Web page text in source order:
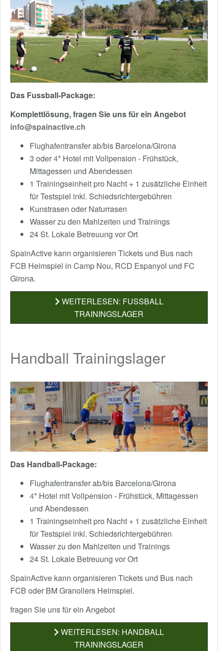
Das Fussball-Package:
Komplettlösung, fragen Sie uns für ein Angebot
info@spainactive.ch
Flughafentransfer ab/bis Barcelona/Girona
3 oder4* Hotel mit Vollpension - Frühstück,
Mittagessen und Abendessen
1 Trainingseinheit pro Nacht + 1 zusätzliche Einheit
für Testspiel inkl. Schiedsrichtergebühren
Kunstrasen oder Naturrasen
Wasser zu den Mahlzeiten und Trainings
24 St. Lokale Betreuung vor Ort
SpainActive kann organisieren Tickets und Bus nach
FCB Heimspiel in Camp Nou, RCD Espanyol und FC
Girona.
WEITERLESEN: FUSSBALL
TRAININGSLAGER
Handball Trainingslager
Das Handball-Package:
Flughafentransfer ab/bis Barcelona/Girona
4* Hotel mit Vollpension - Frühstück, Mittagessen
und Abendessen
1 Trainingseinheit pro Nacht + 1 zusätzliche Einheit
für Testspiel inkl. Schiedsrichtergebühren
Wasser zu den Mahlzeiten und Trainings
24 St. Lokale Betreuung vor Ort
SpainActive kann organisieren Tickets und Bus nach
FCB oder BM Granollers Heimspiel.
fragen Sie uns für ein Angebot
WEITERLESEN: HANDBALL
TRAININGSLAGER